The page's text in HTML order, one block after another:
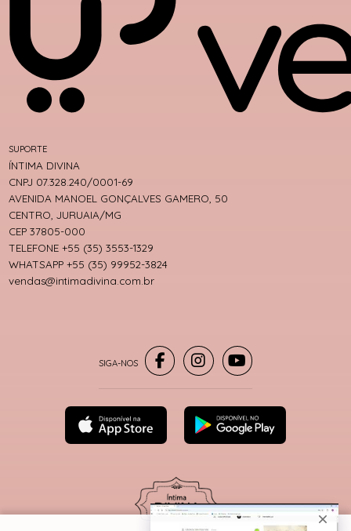
SUPORTE
ÍNTIMA DIVINA
CNPJ 07.328.240/0001-69
AVENIDA MANOEL GONÇALVES GAMERO, 50
CENTRO, JURUAIA/MG
CEP 37805-000
TELEFONE +55 (35) 3553-1329
WHATSAPP +55 (35) 99952-3824
vendas@intimadivina.com.br